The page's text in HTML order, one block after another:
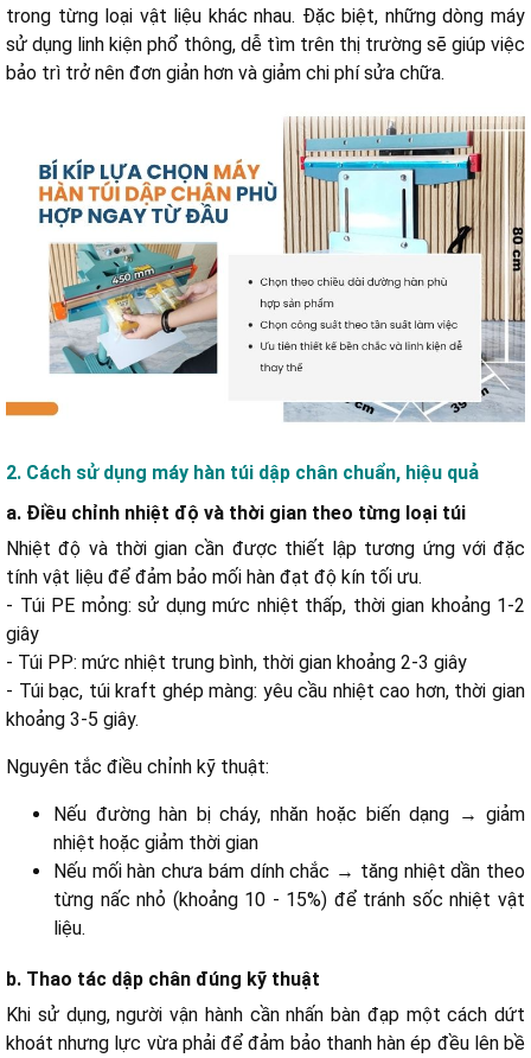
trong từng loại vật liệu khác nhau. Đặc biệt, những dòng máy
sử dụng linh kiện phổ thông, dễ tìm trên thị trường sẽ giúp việc
bảo trì trở nên đơn giản hơn và giảm chi phí sửa chữa.
2. Cách sử dụng máy hàn túi dập chân chuẩn, hiệu quả
a. Điều chỉnh nhiệt độ và thời gian theo từng loại túi
Nhiệt độ và thời gian cần được thiết lập tương ứng với đặc
tính vật liệu để đảm bảo mối hàn đạt độ kín tối ưu.
- Túi PE mỏng: sử dụng mức nhiệt thấp, thời gian khoảng 1-2
giây
- Túi PP: mức nhiệt trung bình, thời gian khoảng 2-3 giây
- Túi bạc, túi kraft ghép màng: yêu cầu nhiệt cao hơn, thời gian
khoảng 3-5 giây.
Nguyên tắc điều chỉnh kỹ thuật:
Nếu đường hàn bị cháy, nhăn hoặc biến dạng → giảm
nhiệt hoặc giảm thời gian
Nếu mối hàn chưa bám dính chắc → tăng nhiệt dần theo
từng nấc nhỏ (khoảng 10 - 15%) để tránh sốc nhiệt vật
liệu.
b. Thao tác dập chân đúng kỹ thuật
Khi sử dụng, người vận hành cần nhấn bàn đạp một cách dứt
khoát nhưng lực vừa phải để đảm bảo thanh hàn ép đều lên bề